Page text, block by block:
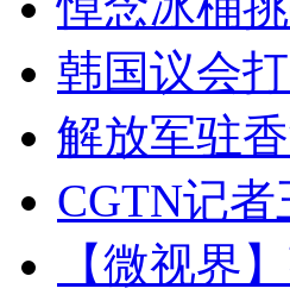
韩国议会
解放军驻
CGTN记
【微视界